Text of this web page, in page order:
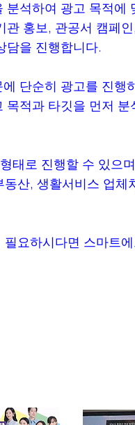
석하여 광고 목적에
홍보, 관공서 캠페
담을 진행합니다.
단순히 광고를 진행
적과 타깃을 먼저
태로 진행할 수 있으
산, 생활서비스 업체
요하시다면 스마트